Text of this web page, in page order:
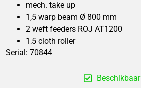
mech. take up
1,5 warp beam Ø 800 mm
2 weft feeders ROJ AT1200
1,5 cloth roller
Serial: 70844
Beschikbaar